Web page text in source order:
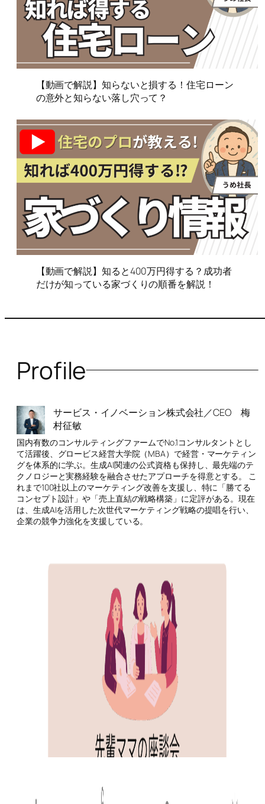
【動画で解説】知らないと損する！住宅ローン
の意外と知らない落し穴って？
【動画で解説】知ると400万円得する？成功者
だけが知っている家づくりの順番を解説！
Profile
サービス・イノベーション株式会社／CEO 梅
村征敏
国内有数のコンサルティングファームでNo.1コンサルタントとし
て活躍後、グロービス経営大学院（MBA）で経営・マーケティン
グを体系的に学ぶ。生成AI関連の公式資格も保持し、最先端のテ
クノロジーと実務経験を融合させたアプローチを得意とする。 こ
れまで100社以上のマーケティング改善を支援し、特に「勝てる
コンセプト設計」や「売上直結の戦略構築」に定評がある。現在
は、生成AIを活用した次世代マーケティング戦略の提唱を行い、
企業の競争力強化を支援している。